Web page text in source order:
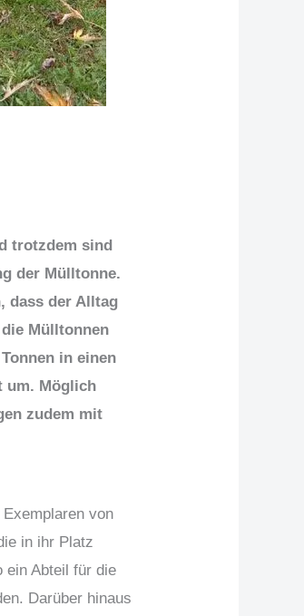
trotzdem sind
der Mülltonne.
dass der Alltag
Mülltonnen
in einen
um. Möglich
zudem mit
von
in ihr Platz
ein Abteil für die
Darüber hinaus